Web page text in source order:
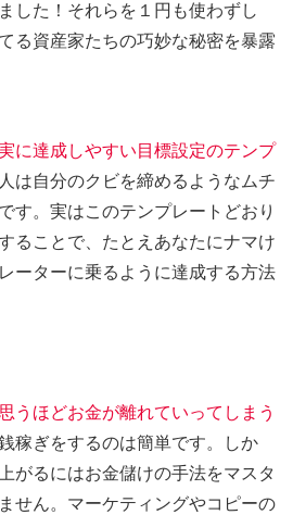
した！それらを１円も使わずし
る資産家たちの巧妙な秘密を暴露
に達成しやすい目標設定のテンプ
は自分のクビを締めるようなムチ
す。実はこのテンプレートどおり
ることで、たとえあなたにナマけ
ーターに乗るように達成する方法
うほどお金が離れていってしまう
稼ぎをするのは簡単です。しか
がるにはお金儲けの手法をマスタ
せん。マーケティングやコピーの